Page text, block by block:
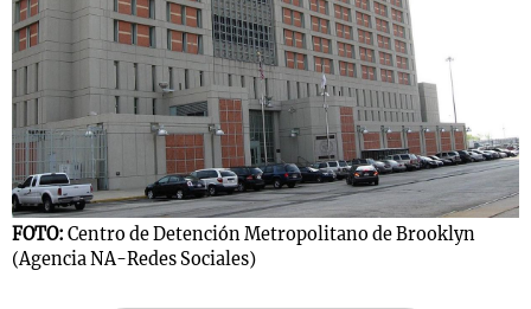
FOTO: Centro de Detención Metropolitano de Brooklyn
(Agencia NA-Redes Sociales)
Notas
Mundial 2026
Notas
La Sole en
Cadena 3